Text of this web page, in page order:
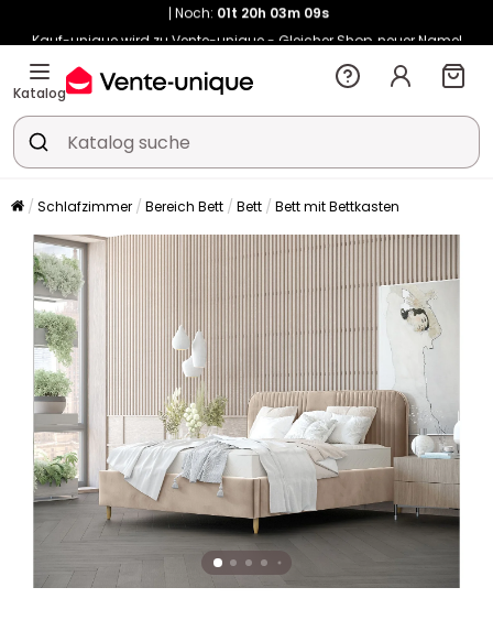
Kauf-unique wird zu Vente-unique - Gleicher Shop, neuer Name!
-10% ab €400 mitHEAT10auf Vente-unique-Produkte
Noch:
Katalog
Schlafzimmer Bereich Bett Bett Bett mit Bettkasten